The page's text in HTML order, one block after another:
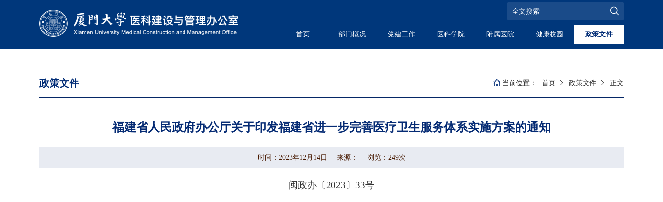
首页 部门概况 党建工作 医科学院 附属医院 健康校园 政策文件
政策文件 当前位置： 首页 政策文件 正文
福建省人民政府办公厅关于印发福建省进一步完善医疗卫生服务体系实施方案的通知
时间：2023年12月14日 来源： 浏览： 249次
闽政办〔2023〕33号